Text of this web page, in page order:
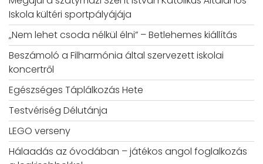
Iskola kültéri sportpályájája
„Nem lehet csoda nélkül élni” – Betlehemes kiállítás
Beszámoló a Filharmónia által szervezett iskolai
koncertről
Egészséges Táplálkozás Hete
Testvériség Délutánja
LEGO verseny
Hálaadás az óvodában – játékos angol foglalkozás